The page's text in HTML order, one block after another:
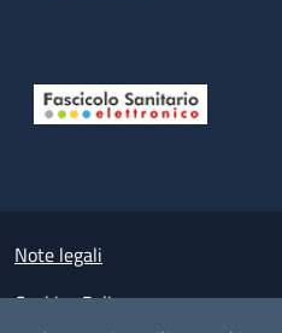
Small prints
Note legali
Cookies Policy